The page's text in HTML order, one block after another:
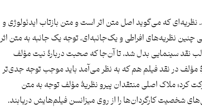
نظریه‌ای که می‌گوید اصل متن اثر است و متن بازتاب ایدئولوژی و
نظریه‌های افراطی و یک‌جانبه‌ای، توجه یک جانبه به متن اثر
نقد سینمایی بدل شد، تا آن‌جا که صحبت دربارۀ نیت مؤلف
در نقد فیلم هم که به نظر می‌آمد باید موجب توجه جدی‌تر
ملاک اصلی منتقدان پیرو نظریۀ مؤلف توجه به متن
شخصیت‌ کارگردان‌ها را از روی میزانسن فیلم‌هایش دریابند.